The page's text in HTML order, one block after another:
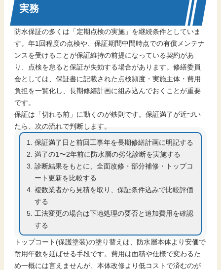
実務
防水保証の多くは「定期点検の実施」を継続条件としていま
す。年1回程度の点検や、保証期間中間時点での有償メンテナ
ンスを受けることが保証維持の前提になっている契約があ
り、点検を怠ると保証が失効する場合があります。修繕委員
会としては、保証書に記載された点検頻度・実施主体・費用
負担を一覧化し、長期修繕計画に組み込んでおくことが重要
です。
保証は「切れる前」に動くのが鉄則です。保証満了が近づい
たら、次の流れで判断します。
保証満了日と前回工事年を長期修繕計画に明記する
満了の1〜2年前に防水層の劣化診断を実施する
診断結果をもとに、全面改修・部分補修・トップコ
ート更新を比較する
複数業者から見積を取り、保証条件込みで比較評価
する
工法変更の場合は下地処理の要否と追加費用を確認
する
トップコート(保護塗装)の塗り替えは、防水層本体より安価で
耐用年数を延ばせる手段です。費用は面積や仕様で変わるた
め一概には言えませんが、本体改修より低コストで済むのが